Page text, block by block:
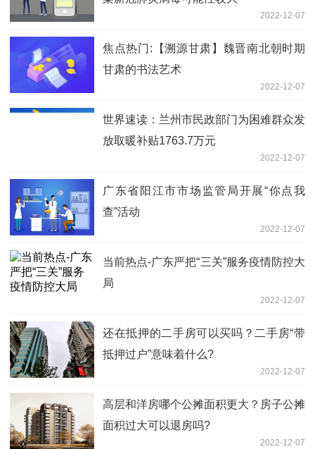
2022-12-07
焦点热门:【溯源甘肃】魏晋南北朝时期
甘肃的书法艺术
2022-12-07
世界速读：兰州市民政部门为困难群众发
放取暖补贴1763.7万元
2022-12-07
广东省阳江市市场监管局开展“你点我
查”活动
2022-12-07
当前热点-广东严把“三关”服务疫情防控大
局
2022-12-07
还在抵押的二手房可以买吗？二手房“带
抵押过户”意味着什么?
2022-12-07
高层和洋房哪个公摊面积更大？房子公摊
面积过大可以退房吗?
2022-12-07